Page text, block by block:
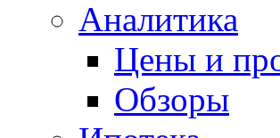
Аналитика
Цены и
Обзоры